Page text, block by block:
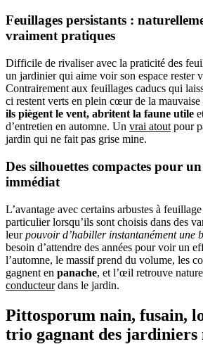
Feuillages persistants :
vraiment pratiques
Difficile de rivaliser avec la praticité des
un jardinier qui aime voir son espace rester
Contrairement aux feuillages caducs qui
ci restent verts en plein cœur de la
ils piègent le vent, abritent la faune utile
d’entretien en automne. Un vrai atout pour
jardin qui ne fait pas grise mine.
Des silhouettes compactes pour
immédiat
L’avantage avec certains arbustes à
particulier lorsqu’ils sont choisis dans des
leurpouvoir d’habiller instantanément une
besoin d’attendre des années pour voir un
l’automne, le massif prend du volume, les
gagnent en panache, et l’œil retrouve
conducteurdans le jardin.
Pittosporum nain, fusain,
trio gagnant des jardiniers